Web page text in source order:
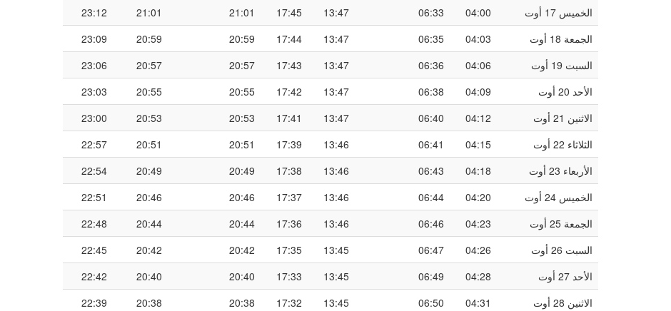
الخميس 17 أوت
04:00
06:33
13:47
17:45
21:01
21:01
23:12
الجمعة 18 أوت
04:03
06:35
13:47
17:44
20:59
20:59
23:09
السبت 19 أوت
04:06
06:36
13:47
17:43
20:57
20:57
23:06
الأحد 20 أوت
04:09
06:38
13:47
17:42
20:55
20:55
23:03
الاثنين 21 أوت
04:12
06:40
13:47
17:41
20:53
20:53
23:00
الثلاثاء 22 أوت
04:15
06:41
13:46
17:39
20:51
20:51
22:57
الأربعاء 23 أوت
04:18
06:43
13:46
17:38
20:49
20:49
22:54
الخميس 24 أوت
04:20
06:44
13:46
17:37
20:46
20:46
22:51
الجمعة 25 أوت
04:23
06:46
13:46
17:36
20:44
20:44
22:48
السبت 26 أوت
04:26
06:47
13:45
17:35
20:42
20:42
22:45
الأحد 27 أوت
04:28
06:49
13:45
17:33
20:40
20:40
22:42
الاثنين 28 أوت
04:31
06:50
13:45
17:32
20:38
20:38
22:39